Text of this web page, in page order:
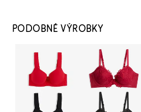
PODOBNÉ VÝROBKY